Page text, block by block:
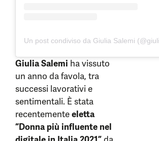
Giulia Salemi ha vissuto
un anno da favola, tra
successi lavorativi e
sentimentali. È stata
recentementeeletta
“Donna più influente nel